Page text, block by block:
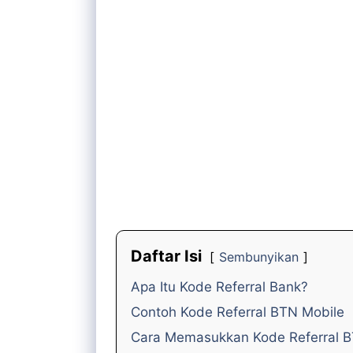
Daftar Isi
Sembunyikan
Apa Itu Kode Referral Bank?
Contoh Kode Referral BTN Mobile
Cara Memasukkan Kode Referral